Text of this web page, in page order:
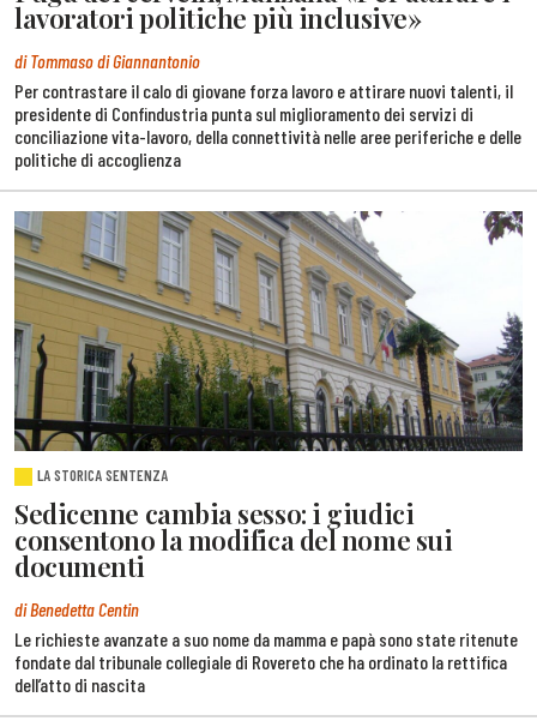
lavoratori politiche più inclusive»
di Tommaso di Giannantonio
Per contrastare il calo di giovane forza lavoro e attirare nuovi talenti, il
presidente di Confindustria punta sul miglioramento dei servizi di
conciliazione vita-lavoro, della connettività nelle aree periferiche e delle
politiche di accoglienza
LA STORICA SENTENZA
Sedicenne cambia sesso: i giudici
consentono la modifica del nome sui
documenti
di Benedetta Centin
Le richieste avanzate a suo nome da mamma e papà sono state ritenute
fondate dal tribunale collegiale di Rovereto che ha ordinato la rettifica
dell’atto di nascita